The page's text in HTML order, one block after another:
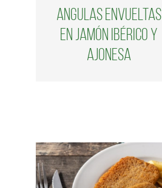
Angulas envueltas
en jamón ibérico y
ajonesa